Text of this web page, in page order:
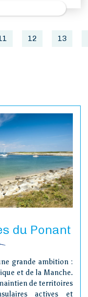
12 13
du Ponant
grande ambition :
et de la Manche.
de territoires
actives et